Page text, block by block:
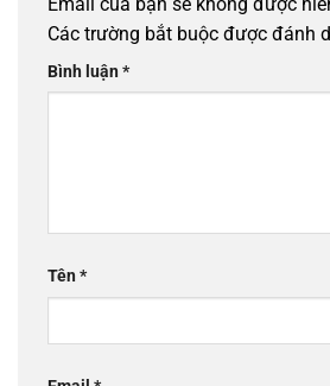
Các trường bắt buộc được đánh
Bình luận*
Tên*